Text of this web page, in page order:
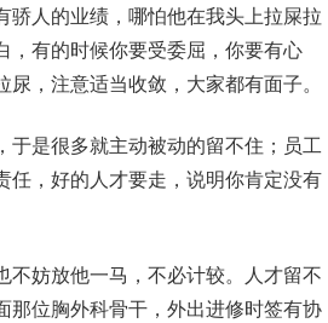
人的业绩，哪怕他在我头上拉屎拉
，有的时候你要受委屈，你要有心
，注意适当收敛，大家都有面子。
是很多就主动被动的留不住；员工
任，好的人才要走，说明你肯定没有
妨放他一马，不必计较。人才留不
那位胸外科骨干，外出进修时签有协